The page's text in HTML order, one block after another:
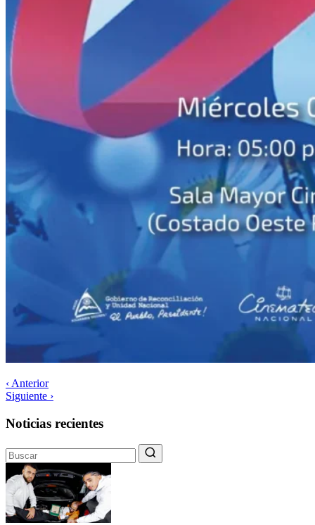
‹ Anterior
Siguiente ›
Noticias recientes